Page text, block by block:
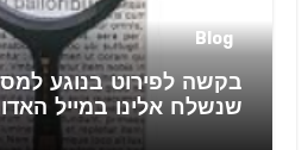
Blog
בקשה לפירוט בנוגע
שנשלח אלינו במייל